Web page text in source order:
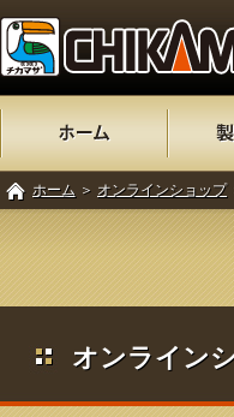
ホーム ＞ オンラインショップ
オンライン